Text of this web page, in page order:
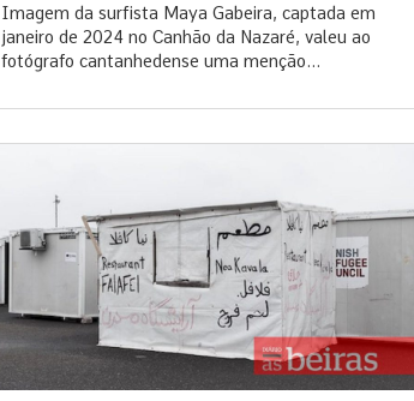
Imagem da surfista Maya Gabeira, captada em
janeiro de 2024 no Canhão da Nazaré, valeu ao
fotógrafo cantanhedense uma menção...